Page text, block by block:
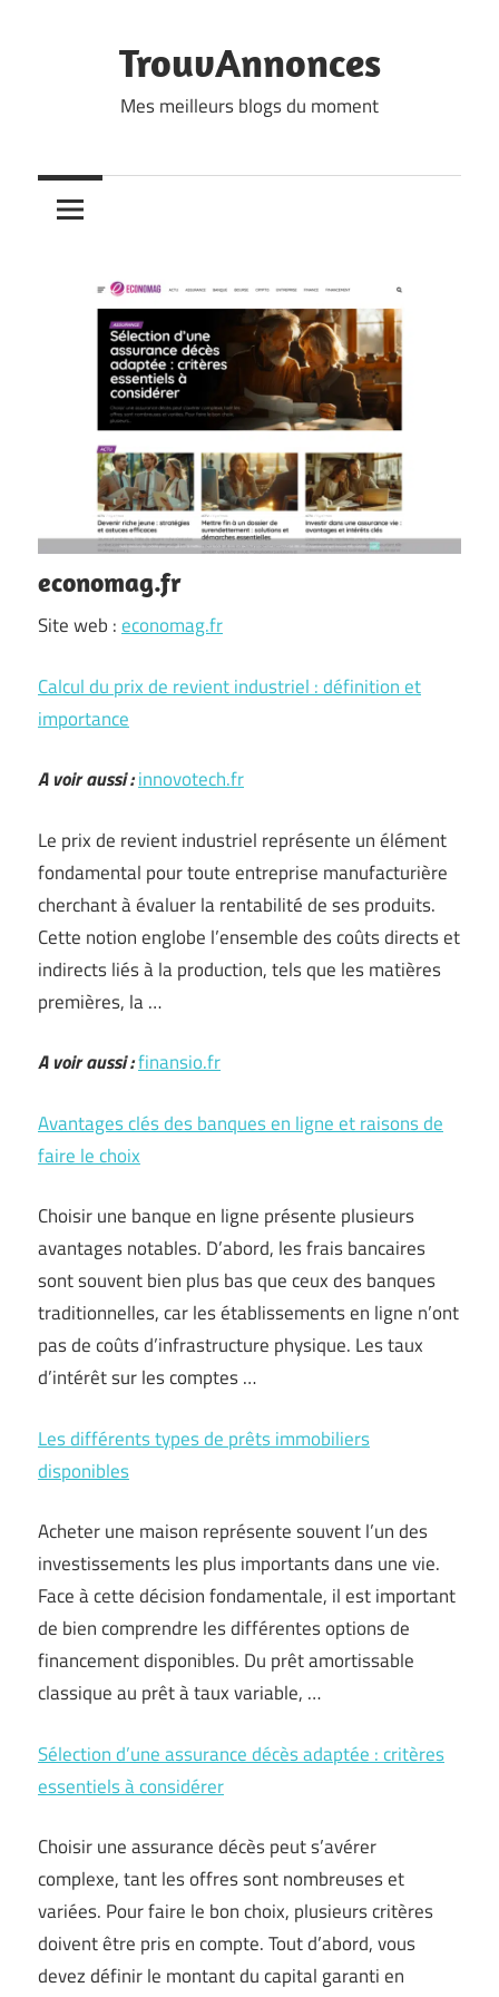
TrouvAnnonces
Mes meilleurs blogs du moment
economag.fr
Site web :economag.fr
Calcul du prix de revient industriel : définition et
importance
A voir aussi :innovotech.fr
Le prix de revient industriel représente un élément
fondamental pour toute entreprise manufacturière
cherchant à évaluer la rentabilité de ses produits.
Cette notion englobe l’ensemble des coûts directs et
indirects liés à la production, tels que les matières
premières, la …
A voir aussi :finansio.fr
Avantages clés des banques en ligne et raisons de
faire le choix
Choisir une banque en ligne présente plusieurs
avantages notables. D’abord, les frais bancaires
sont souvent bien plus bas que ceux des banques
traditionnelles, car les établissements en ligne n’ont
pas de coûts d’infrastructure physique. Les taux
d’intérêt sur les comptes …
Les différents types de prêts immobiliers
disponibles
Acheter une maison représente souvent l’un des
investissements les plus importants dans une vie.
Face à cette décision fondamentale, il est important
de bien comprendre les différentes options de
financement disponibles. Du prêt amortissable
classique au prêt à taux variable, …
Sélection d’une assurance décès adaptée : critères
essentiels à considérer
Choisir une assurance décès peut s’avérer
complexe, tant les offres sont nombreuses et
variées. Pour faire le bon choix, plusieurs critères
doivent être pris en compte. Tout d’abord, vous
devez définir le montant du capital garanti en